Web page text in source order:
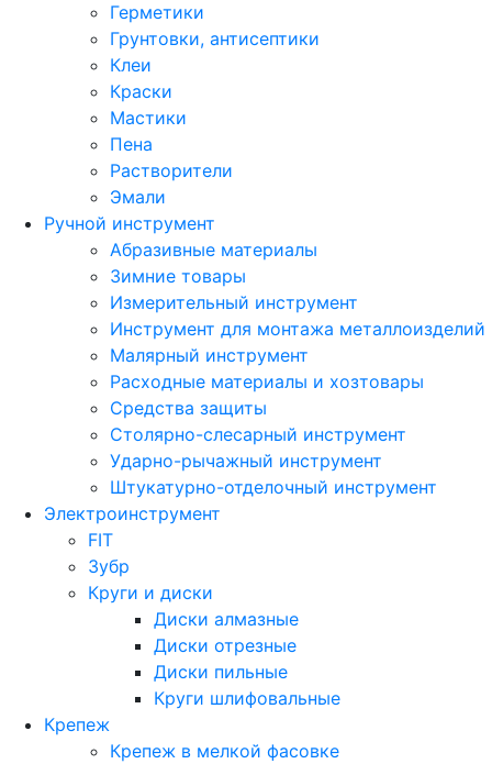
Герметики
Грунтовки, антисептики
Клеи
Краски
Мастики
Пена
Растворители
Эмали
Ручной инструмент
Абразивные материалы
Зимние товары
Измерительный инструмент
Инструмент для монтажа металлоизделий
Малярный инструмент
Расходные материалы и хозтовары
Средства защиты
Столярно-слесарный инструмент
Ударно-рычажный инструмент
Штукатурно-отделочный инструмент
Электроинструмент
FIT
Зубр
Круги и диски
Диски алмазные
Диски отрезные
Диски пильные
Круги шлифовальные
Крепеж
Крепеж в мелкой фасовке